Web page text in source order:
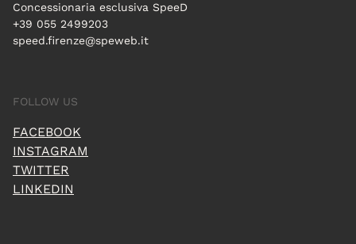
Concessionaria esclusiva SpeeD
+39 055 2499203
speed.firenze@speweb.it
FOLLOW US
FACEBOOK
INSTAGRAM
TWITTER
LINKEDIN